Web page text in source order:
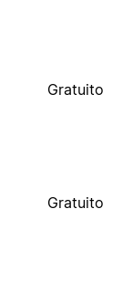
Gratuito
Gratuito